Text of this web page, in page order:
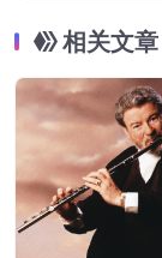
相关文章